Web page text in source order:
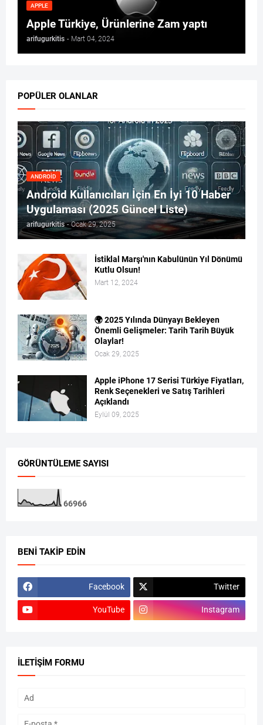
APPLE
Apple Türkiye, Ürünlerine Zam yaptı
arifugurkitis - Mart 04, 2024
POPÜLER OLANLAR
ANDROID
Android Kullanıcıları İçin En İyi 10 Haber
Uygulaması (2025 Güncel Liste)
arifugurkitis - Ocak 29, 2025
İstiklal Marşı'nın Kabulünün Yıl Dönümü
Kutlu Olsun!
Mart 12, 2024
🌍 2025 Yılında Dünyayı Bekleyen
Önemli Gelişmeler: Tarih Tarih Büyük
Olaylar!
Ocak 29, 2025
Apple iPhone 17 Serisi Türkiye Fiyatları,
Renk Seçenekleri ve Satış Tarihleri
Açıklandı
Eylül 09, 2025
GÖRÜNTÜLEME SAYISI
66966
BENI TAKIP EDIN
Facebook Twitter
YouTube Instagram
İLETIŞIM FORMU